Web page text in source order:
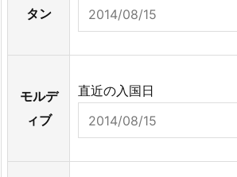
タン
モルデ
ィブ
直近の入国日